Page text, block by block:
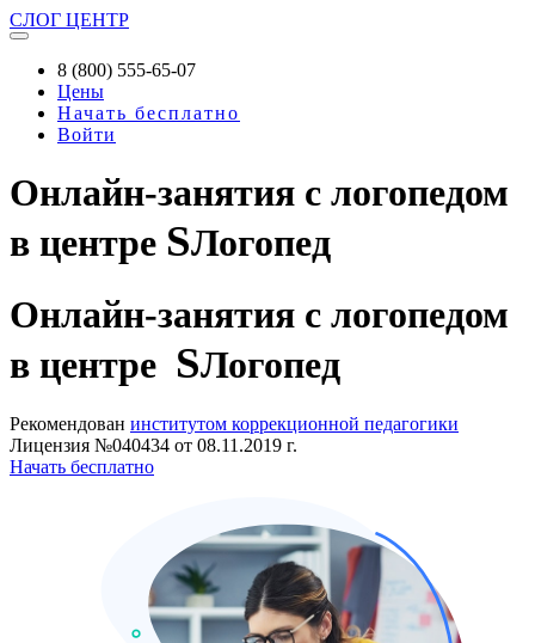
СЛОГ ЦЕНТР
8 (800) 555-65-07
Цены
Начать бесплатно
Войти
Онлайн-занятия с логопедом
в центре SЛогопед
Онлайн-занятия с логопедом
в центре SЛогопед
Рекомендован институтом коррекционной педагогики
Лицензия №040434 от 08.11.2019 г.
Начать бесплатно